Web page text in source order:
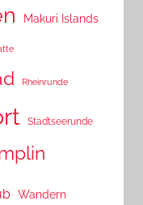
Makuri Islands
Rheinrunde
Stadtseerunde
Wandern